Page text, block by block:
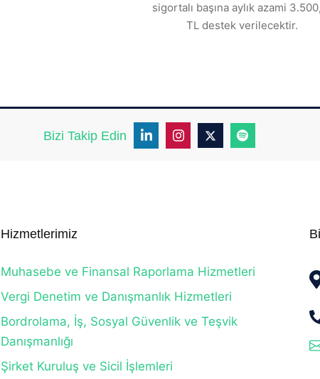
sigortalı başına aylık azami
TL destek verilecektir.
Bizi Takip Edin
Hizmetlerimiz
Muhasebe ve Finansal Raporlama Hizmetleri
Vergi Denetim ve Danışmanlık Hizmetleri
Bordrolama, İş, Sosyal Güvenlik ve Teşvik
Danışmanlığı
Şirket Kuruluş ve Sicil İşlemleri